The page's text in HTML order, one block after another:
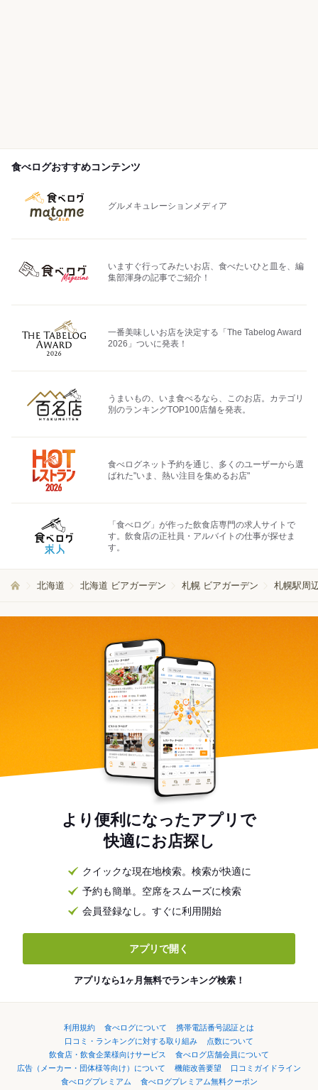
食べログおすすめコンテンツ
グルメキュレーションメディア
いますぐ行ってみたいお店、食べたいひと皿を、編
集部渾身の記事でご紹介！
一番美味しいお店を決定する「The Tabelog Award
2026」ついに発表！
うまいもの、いま食べるなら、このお店。カテゴリ
別のランキングTOP100店舗を発表。
食べログネット予約を通じ、多くのユーザーから選
ばれた"いま、熱い注目を集めるお店"
「食べログ」が作った飲食店専門の求人サイトで
す。飲食店の正社員・アルバイトの仕事が探せま
す。
北海道 北海道 ビアガーデン 札幌 ビアガーデン 札幌駅周
より便利になったアプリで
快適にお店探し
クイックな現在地検索。検索が快適に
予約も簡単。空席をスムーズに検索
会員登録なし。すぐに利用開始
アプリで開く
アプリなら1ヶ月無料でランキング検索！
利用規約 食べログについて
携帯電話番号認証とは
口コミ・ランキングに対する取り組み
点数について
飲食店・飲食企業様向けサービス
食べログ店舗会員について
広告（メーカー・団体様等向け）について
機能改善要望
口コミガイドライン
食べログプレミアム
食べログプレミアム無料クーポン